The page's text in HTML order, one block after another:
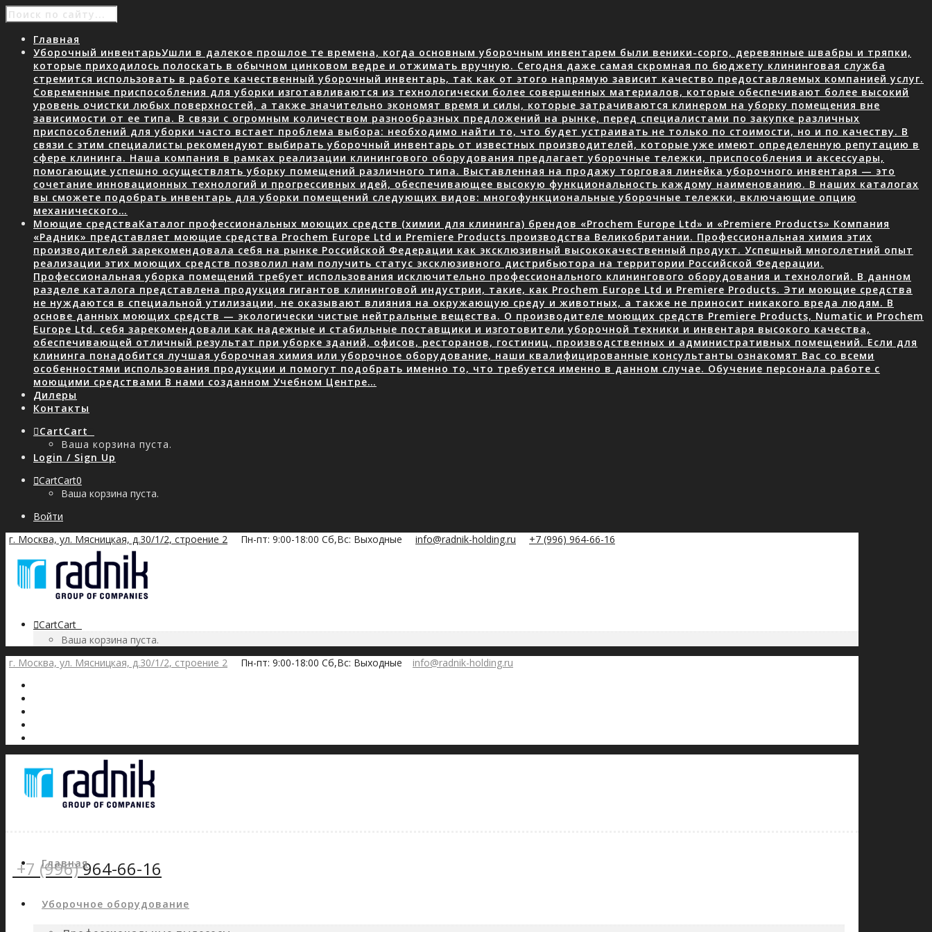
Главная
Уборочный инвентарьУшли в далекое прошлое те времена, когда основным уборочным инвентарем были веники-сорго, деревянные швабры и тряпки,
которые приходилось полоскать в обычном цинковом ведре и отжимать вручную. Сегодня даже самая скромная по бюджету клининговая служба
стремится использовать в работе качественный уборочный инвентарь, так как от этого напрямую зависит качество предоставляемых компанией услуг.
Современные приспособления для уборки изготавливаются из технологически более совершенных материалов, которые обеспечивают более высокий
уровень очистки любых поверхностей, а также значительно экономят время и силы, которые затрачиваются клинером на уборку помещения вне
зависимости от ее типа. В связи с огромным количеством разнообразных предложений на рынке, перед специалистами по закупке различных
приспособлений для уборки часто встает проблема выбора: необходимо найти то, что будет устраивать не только по стоимости, но и по качеству. В
связи с этим специалисты рекомендуют выбирать уборочный инвентарь от известных производителей, которые уже имеют определенную репутацию в
сфере клининга. Наша компания в рамках реализации клинингового оборудования предлагает уборочные тележки, приспособления и аксессуары,
помогающие успешно осуществлять уборку помещений различного типа. Выставленная на продажу торговая линейка уборочного инвентаря — это
сочетание инновационных технологий и прогрессивных идей, обеспечивающее высокую функциональность каждому наименованию. В наших каталогах
вы сможете подобрать инвентарь для уборки помещений следующих видов: многофункциональные уборочные тележки, включающие опцию
механического…
Моющие средстваКаталог профессиональных моющих средств (химии для клининга) брендов «Prochem Europe Ltd» и «Premiere Products» Компания
«Радник» представляет моющие средства Prochem Europe Ltd и Premiere Products производства Великобритании. Профессиональная химия этих
производителей зарекомендовала себя на рынке Российской Федерации как эксклюзивный высококачественный продукт. Успешный многолетний опыт
реализации этих моющих средств позволил нам получить статус эксклюзивного дистрибьютора на территории Российской Федерации.
Профессиональная уборка помещений требует использования исключительно профессионального клинингового оборудования и технологий. В данном
разделе каталога представлена продукция гигантов клининговой индустрии, такие, как Prochem Europe Ltd и Premiere Products. Эти моющие средства
не нуждаются в специальной утилизации, не оказывают влияния на окружающую среду и животных, а также не приносит никакого вреда людям. В
основе данных моющих средств — экологически чистые нейтральные вещества. О производителе моющих средств Premiere Products, Numatic и Prochem
Europe Ltd. себя зарекомендовали как надежные и стабильные поставщики и изготовители уборочной техники и инвентаря высокого качества,
обеспечивающей отличный результат при уборке зданий, офисов, ресторанов, гостиниц, производственных и административных помещений. Если для
клининга понадобится лучшая уборочная химия или уборочное оборудование, наши квалифицированные консультанты ознакомят Вас со всеми
особенностями использования продукции и помогут подобрать именно то, что требуется именно в данном случае. Обучение персонала работе с
моющими средствами В нами созданном Учебном Центре…
Дилеры
Контакты
CartCart
Ваша корзина пуста.
Login / Sign Up
CartCart0
Ваша корзина пуста.
Войти
г. Москва, ул. Мясницкая, д.30/1/2, строение 2
Пн-пт: 9:00-18:00 Сб,Вс: Выходные info@radnik-holding.ru +7 (996) 964-66-16
CartCart
Ваша корзина пуста.
г. Москва, ул. Мясницкая, д.30/1/2, строение 2
Пн-пт: 9:00-18:00 Сб,Вс: Выходные info@radnik-holding.ru
+7 (996)964-66-16
Главная
Уборочное оборудование